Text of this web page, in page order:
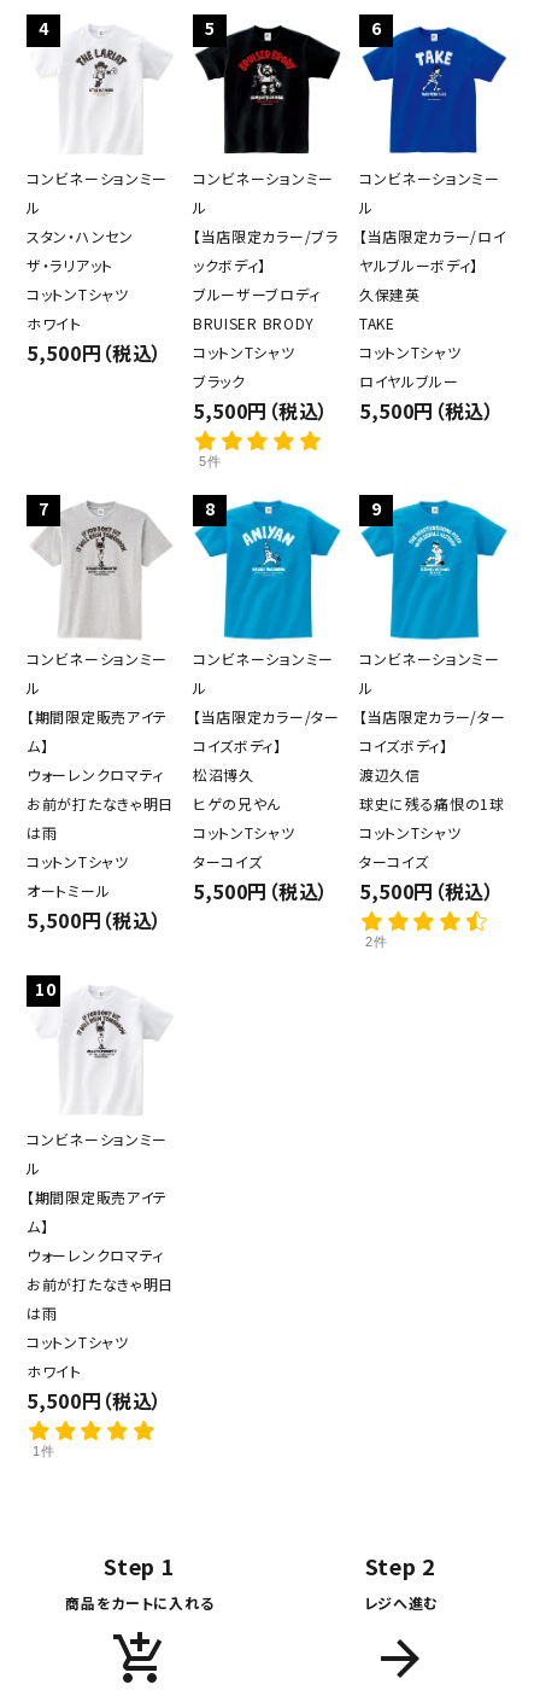
キーワード
検索する
4
コンビネーションミー
ル
スタン・ハンセン
ザ・ラリアット
コットンTシャツ
ホワイト
5,500円（税込）
5
コンビネーションミー
ル
【当店限定カラー/ブラ
ックボディ】
ブルーザーブロディ
BRUISER BRODY
コットンTシャツ
ブラック
5,500円（税込）
5件
6
コンビネーションミー
ル
【当店限定カラー/ロイ
ヤルブルーボディ】
久保建英
TAKE
コットンTシャツ
ロイヤルブルー
5,500円（税込）
7
コンビネーションミー
ル
【期間限定販売アイテ
ム】
ウォーレンクロマティ
お前が打たなきゃ明日
は雨
コットンTシャツ
オートミール
5,500円（税込）
8
コンビネーションミー
ル
【当店限定カラー/ター
コイズボディ】
松沼博久
ヒゲの兄やん
コットンTシャツ
ターコイズ
5,500円（税込）
9
コンビネーションミー
ル
【当店限定カラー/ター
コイズボディ】
渡辺久信
球史に残る痛恨の1球
コットンTシャツ
ターコイズ
5,500円（税込）
2件
10
コンビネーションミー
ル
【期間限定販売アイテ
ム】
ウォーレンクロマティ
お前が打たなきゃ明日
は雨
コットンTシャツ
ホワイト
5,500円（税込）
1件
Step 1
商品をカートに入れる
add_shopping_cart
Step 2
レジへ進む
arrow_forward